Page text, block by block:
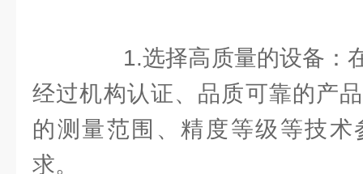
1.选择高质量的设备：
经过机构认证、品质可靠的产
的测量范围、精度等级等技
求。